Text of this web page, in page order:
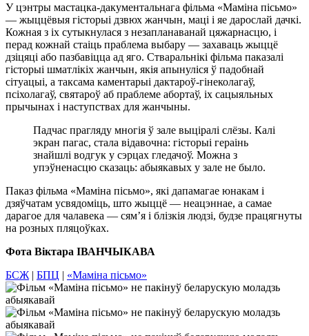
У цэнтры мастацка-дакументальнага фільма «Маміна пісьмо»
— жыццёвыя гісторыі дзвюх жанчын, маці і яе дарослай дачкі.
Кожная з іх сутыкнулася з незапланаванай цяжарнасцю, і
перад кожнай стаіць праблема выбару — захаваць жыццё
дзіцяці або пазбавіцца ад яго. Стваральнікі фільма паказалі
гісторыі шматлікіх жанчын, якія апынуліся ў падобнай
сітуацыі, а таксама каментарыі дактароў-гінеколагаў,
псіхолагаў, святароў аб праблеме абортаў, іх сацыяльных
прычынах і наступствах для жанчыны.
Падчас прагляду многія ў зале выціралі слёзы. Калі
экран пагас, стала відавочна: гісторыі гераінь
знайшлі водгук у сэрцах гледачоў. Можна з
упэўненасцю сказаць: абыякавых у зале не было.
Паказ фільма «Маміна пісьмо», які дапамагае юнакам і
дзяўчатам усвядоміць, што жыццё — неацэннае, а самае
дарагое для чалавека — сям’я і блізкія людзі, будзе працягнуты
на розных пляцоўках.
Фота Віктара ІВАНЧЫКАВА
БСЖ | БПЦ | «Маміна пісьмо»